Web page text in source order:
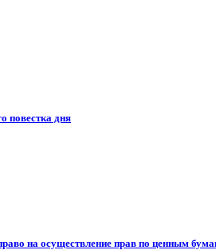
повестка дня
на осуществление прав по ценным